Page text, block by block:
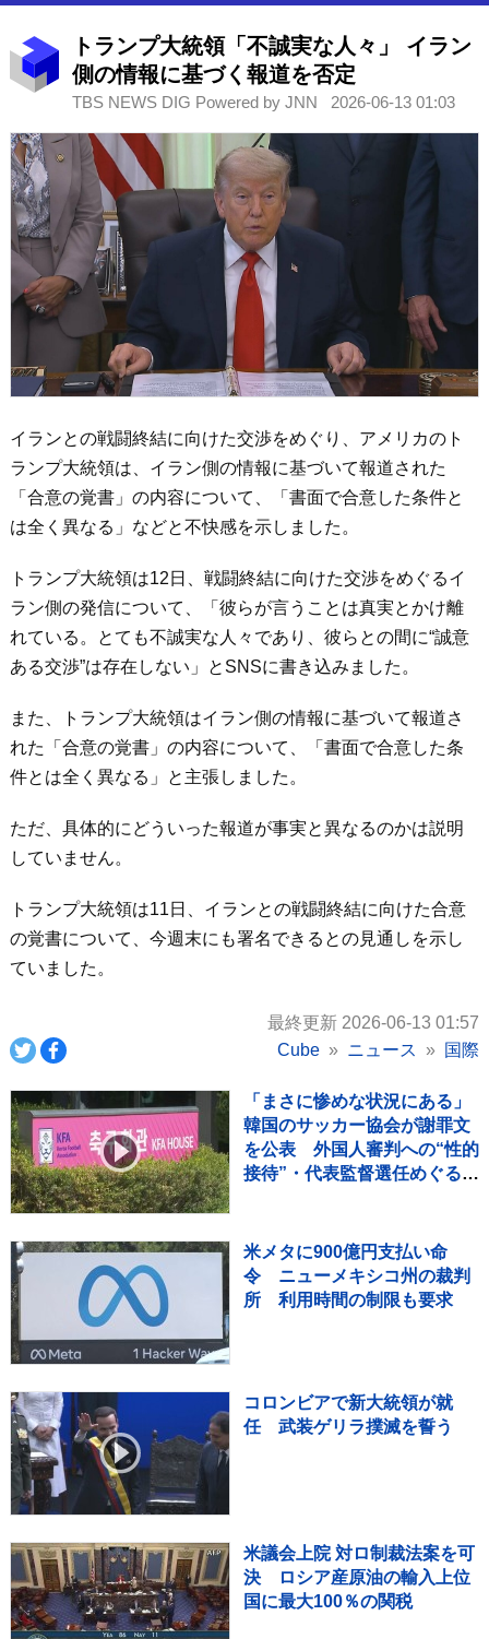
トランプ大統領「不誠実な人々」 イラン
側の情報に基づく報道を否定
TBS NEWS DIG Powered by JNN 2026-06-13 01:03
イランとの戦闘終結に向けた交渉をめぐり、アメリカのト
ランプ大統領は、イラン側の情報に基づいて報道された
「合意の覚書」の内容について、「書面で合意した条件と
は全く異なる」などと不快感を示しました。
トランプ大統領は12日、戦闘終結に向けた交渉をめぐるイ
ラン側の発信について、「彼らが言うことは真実とかけ離
れている。とても不誠実な人々であり、彼らとの間に“誠意
ある交渉”は存在しない」とSNSに書き込みました。
また、トランプ大統領はイラン側の情報に基づいて報道さ
れた「合意の覚書」の内容について、「書面で合意した条
件とは全く異なる」と主張しました。
ただ、具体的にどういった報道が事実と異なるのかは説明
していません。
トランプ大統領は11日、イランとの戦闘終結に向けた合意
の覚書について、今週末にも署名できるとの見通しを示し
ていました。
最終更新 2026-06-13 01:57
Cube
ニュース 国際
「まさに惨めな状況にある」
韓国のサッカー協会が謝罪文
を公表 外国人審判への“性的
接待”・代表監督選任めぐる疑
米メタに900億円支払い命
令 ニューメキシコ州の裁判
所 利用時間の制限も要求
コロンビアで新大統領が就
任 武装ゲリラ撲滅を誓う
米議会上院 対ロ制裁法案を可
決 ロシア産原油の輸入上位
国に最大100％の関税